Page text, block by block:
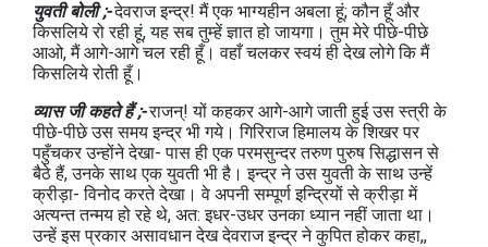
युवती बोली ;-देवराज इन्‍द्र! मैं एक भाग्‍यहीन अबला हूं; कौन हूँ और
किसलिये रो रही हूं, यह सब तुम्‍हें ज्ञात हो जायगा। तुम मेरे पीछे-पीछे
आओ, मैं आगे-आगे चल रही हूँ। वहाँ चलकर स्‍वयं ही देख लोगे कि मैं
किसलिये रोती हूँ।
व्‍यास जी कहते हैं ;-राजन्! यों कहकर आगे-आगे जाती हुई उस स्‍त्री के
पीछे-पीछे उस समय इन्द्र भी गये। गिरिराज हिमालय के शिखर पर
पहुँचकर उन्‍होंने देखा- पास ही एक परमसुन्‍दर तरुण पुरुष सिद्धासन से
बैठे हैं, उनके साथ एक युवती भी है। इन्‍द्र ने उस युवती के साथ उन्‍हें
क्रीड़ा- विनोद करते देखा। वे अपनी सम्‍पूर्ण इन्द्रियों से क्रीड़ा में
अत्‍यन्‍त तन्‍मय हो रहे थे, अत: इधर-उधर उनका ध्‍यान नहीं जाता था।
उन्‍हें इस प्रकार असावधान देख देवराज इन्‍द्र ने कुपित होकर कहा,,